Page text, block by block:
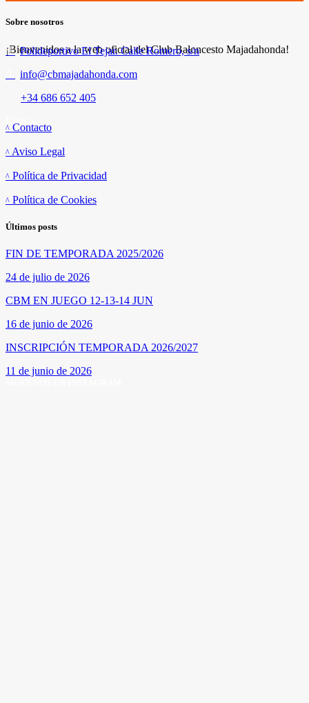
Sobre nosotros
¡Bienvenidos a la web oficial del Club Baloncesto Majadahonda!
Polideportivo El Tejar. Calle Romero, s/n
info@cbmajadahonda.com
+34 686 652 405
Contacto
Aviso Legal
Política de Privacidad
Política de Cookies
Últimos posts
FIN DE TEMPORADA 2025/2026
24 de julio de 2026
CBM EN JUEGO 12-13-14 JUN
16 de junio de 2026
INSCRIPCIÓN TEMPORADA 2026/2027
11 de junio de 2026